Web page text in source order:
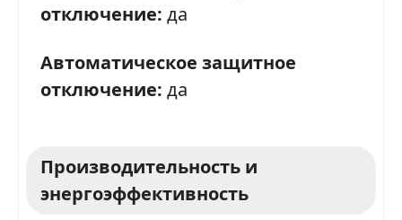
отключение: да
Автоматическое защитное
отключение: да
Производительность и
энергоэффективность
Я даю согласие на обработку моих персональных